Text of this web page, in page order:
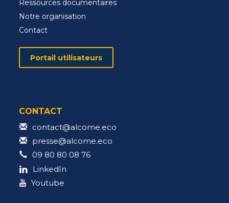
Ressources documentaires
Notre organisation
Contact
Portail utilisateurs
CONTACT
contact@alcome.eco
presse@alcome.eco
09 80 80 08 76
LinkedIn
Youtube